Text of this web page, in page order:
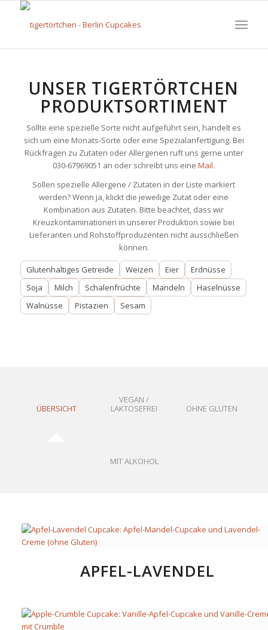
UNSER TIGERTÖRTCHEN
PRODUKTSORTIMENT
Sollte eine spezielle Sorte nicht aufgeführt sein, handelt es
sich um eine Monats-Sorte oder eine Spezialanfertigung. Bei
Rückfragen zu Zutaten oder Allergenen ruft uns gerne unter
030-67969051 an oder schreibt uns eineMail.
Sollen spezielle Allergene / Zutaten in der Liste markiert
werden? Wenn ja, klickt die jeweilige Zutat oder eine
Kombination aus Zutaten. Bitte beachtet, dass wir
Kreuzkontaminationen in unserer Produktion sowie bei
Lieferanten und Rohstoffproduzenten nicht ausschließen
können.
Glutenhaltiges Getreide Weizen Eier
Erdnüsse
Soja
Milch Schalenfrüchte Mandeln
Haselnüsse
Walnüsse
Pistazien Sesam
ÜBERSICHT
VEGAN /
LAKTOSEFREI
OHNE GLUTEN
MIT ALKOHOL
APFEL-LAVENDEL